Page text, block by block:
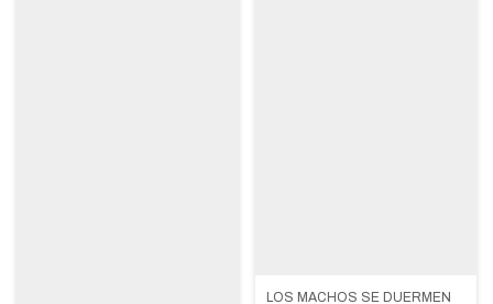
LOS MACHOS SE DUERMEN